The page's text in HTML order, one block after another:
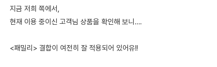
지금 저희 쪽에서,
현재 이용 중이신 고객님 상품을 확인해 보니….
<패밀리> 결합이 여전히 잘 적용되어 있어유!!